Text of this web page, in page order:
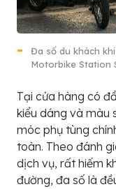
Đa số du khách
Motorbike Station
Tại cửa hàng có
kiểu dáng và màu
móc phụ tùng
toàn. Theo đánh
dịch vụ, rất hiếm
đường, đa số là